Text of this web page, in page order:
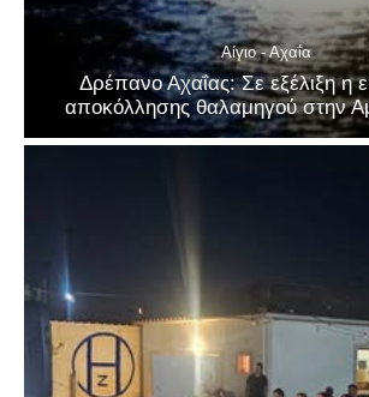
Αίγιο - Αχαΐα
Δρέπανο Αχαΐας: Σε εξέλιξη η
αποκόλλησης θαλαμηγού στην